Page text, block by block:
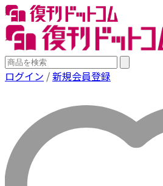
ログイン /新規会員登録